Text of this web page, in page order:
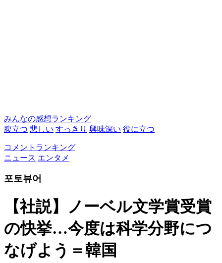
みんなの感想ランキング
腹立つ 悲しい すっきり 興味深い 役に立つ
コメントランキング
ニュース エンタメ
포토뷰어
【社説】ノーベル文学賞受賞
の快挙…今度は科学分野につ
なげよう＝韓国